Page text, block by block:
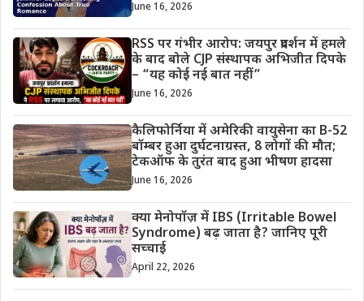
June 16, 2026
RSS पर गंभीर आरोप: जयपुर प्रदर्शन में हमले
के बाद बोले CJP संस्थापक अभिजीत दिपके
– “यह कोई नई बात नहीं”
June 16, 2026
कैलिफोर्निया में अमेरिकी वायुसेना का B-52
बॉम्बर हुआ दुर्घटनाग्रस्त, 8 लोगों की मौत;
टेकऑफ के तुरंत बाद हुआ भीषण हादसा
June 16, 2026
क्या मेनोपॉज़ में IBS (Irritable Bowel
Syndrome) बढ़ जाता है? जानिए पूरी
सच्चाई
April 22, 2026